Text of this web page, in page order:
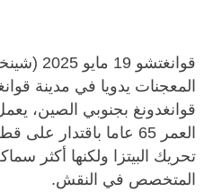
المعجنات يدويا في مدينة
قوانغدونغ بجنوبي الصين،
العمر 65 عاما
تحريك البيتزا ولكنها أكثر
المتخصص في النقش.